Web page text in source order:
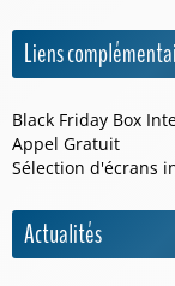
Liens
Black Friday Box
Appel Gratuit
Sélection d'écrans
Actualités